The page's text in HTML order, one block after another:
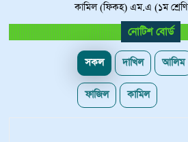
কামিল (ফিকহ) এম.এ (১ম
নোটিশ বোর্ড
সকল দাখিল আলিম
ফাজিল কামিল